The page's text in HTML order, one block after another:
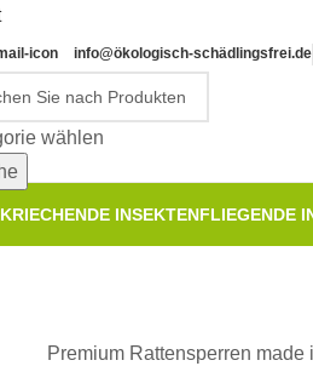
info@ökologisch-schädlingsfrei.de
wählen
KRIECHENDE INSEKTENFLIEGENDE
Premium Rattensperren